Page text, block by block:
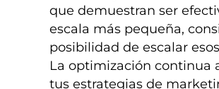
que demuestran ser
escala más pequeña,
posibilidad de escalar
La optimización continua
tus estrategias de